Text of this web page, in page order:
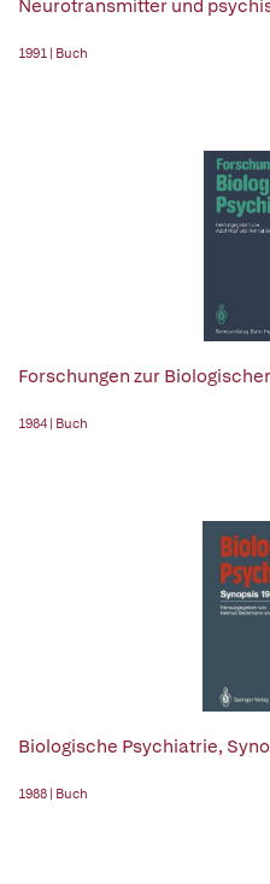
Neurotransmitter und
1991 | Buch
Forschungen zur
1984 | Buch
Biologische Psychiatrie,
1988 | Buch